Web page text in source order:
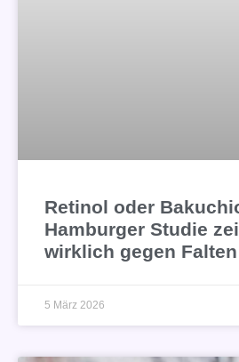
Retinol oder
Hamburger Studie
wirklich gegen
5 März 2026